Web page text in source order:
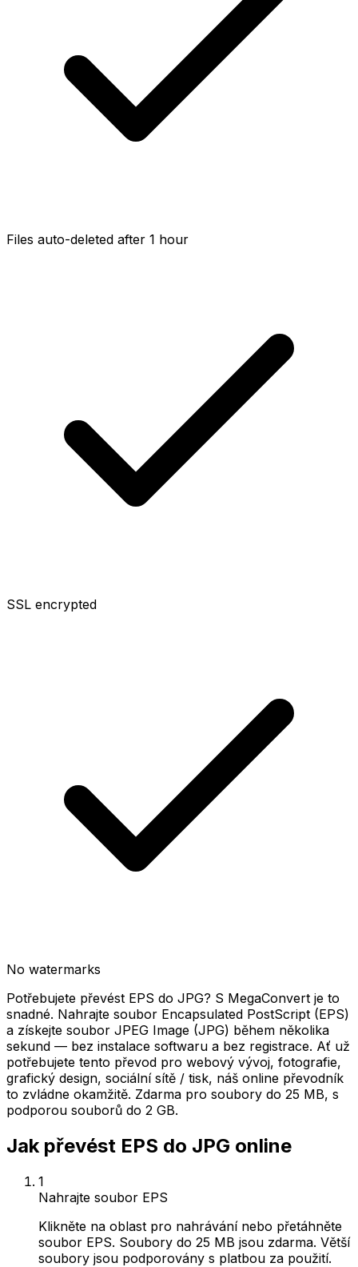
Files auto-deleted after 1 hour
SSL encrypted
No watermarks
Potřebujete převést EPS do JPG? S MegaConvert je to
snadné. Nahrajte soubor Encapsulated PostScript (EPS)
a získejte soubor JPEG Image (JPG) během několika
sekund — bez instalace softwaru a bez registrace. Ať už
potřebujete tento převod pro webový vývoj, fotografie,
grafický design, sociální sítě / tisk, náš online převodník
to zvládne okamžitě. Zdarma pro soubory do 25 MB, s
podporou souborů do 2 GB.
Jak převést EPS do JPG online
1
Nahrajte soubor EPS
Klikněte na oblast pro nahrávání nebo přetáhněte
soubor EPS. Soubory do 25 MB jsou zdarma. Větší
soubory jsou podporovány s platbou za použití.